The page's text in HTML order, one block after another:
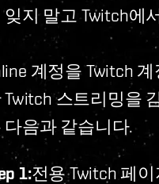
잊지 말고 Twitch에
계정을 Twitch
Twitch 스트리밍을
다음과 같습니다.
1:전용 Twitch 페